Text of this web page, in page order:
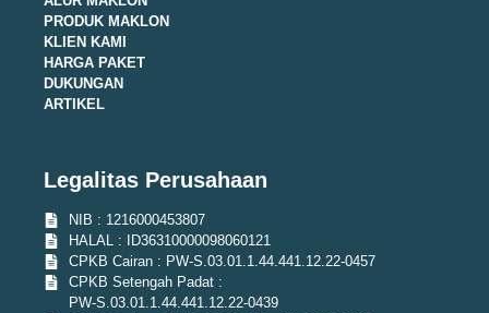
PRODUK MAKLON
KLIEN KAMI
HARGA PAKET
DUKUNGAN
ARTIKEL
Legalitas Perusahaan
NIB : 1216000453807
HALAL : ID36310000098060121
CPKB Cairan : PW-S.03.01.1.44.441.12.22-0457
CPKB Setengah Padat :
PW-S.03.01.1.44.441.12.22-0439